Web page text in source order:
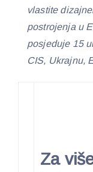
vlastite
postrojenja u
posjeduje 15
CIS, Ukrajnu,
Za